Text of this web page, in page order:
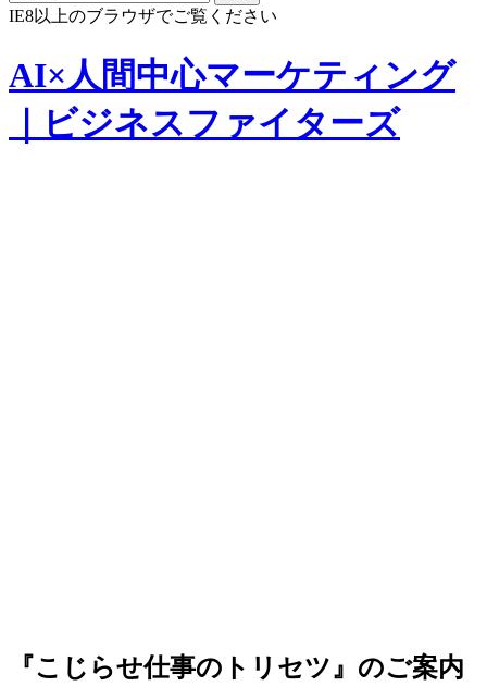
索:
IE8以上のブラウザでご覧ください
AI×人間中心マーケティング
｜ビジネスファイターズ
『こじらせ仕事のトリセツ』のご案内